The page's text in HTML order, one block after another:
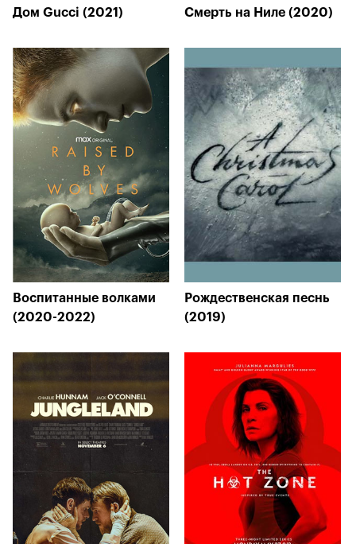
Дом Gucci (2021) Смерть на Ниле (2020)
Воспитанные волками
(2020-2022)
Рождественская песнь
(2019)